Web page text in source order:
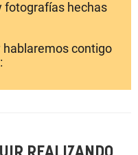
fotografías hechas
hablaremos contigo